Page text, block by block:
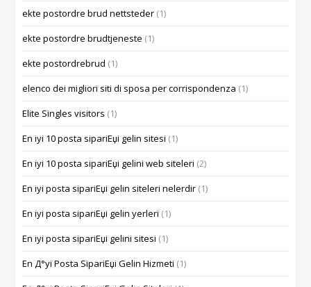
ekte postordre brud nettsteder (1)
ekte postordre brudtjeneste (1)
ekte postordrebrud (1)
elenco dei migliori siti di sposa per corrispondenza (1)
Elite Singles visitors (1)
En iyi 10 posta sipariЕџi gelin sitesi (1)
En iyi 10 posta sipariЕџi gelini web siteleri (2)
En iyi posta sipariЕџi gelin siteleri nelerdir (1)
En iyi posta sipariЕџi gelin yerleri (1)
En iyi posta sipariЕџi gelini sitesi (1)
En Д°yi Posta SipariЕџi Gelin Hizmeti (1)